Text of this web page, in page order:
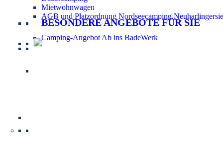
Mietwohnwagen
AGB und Platzordnung Nordseecamping
BESONDERE ANGEBOTE FÜR SIE
Camping-Angebot Ab ins BadeWerk